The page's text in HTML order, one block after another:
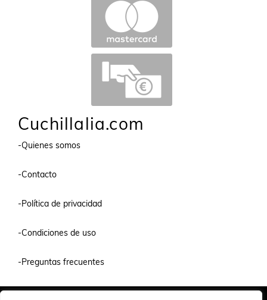
Cuchillalia.com
-Quienes somos
-Contacto
-Política de privacidad
-Condiciones de uso
-Preguntas frecuentes